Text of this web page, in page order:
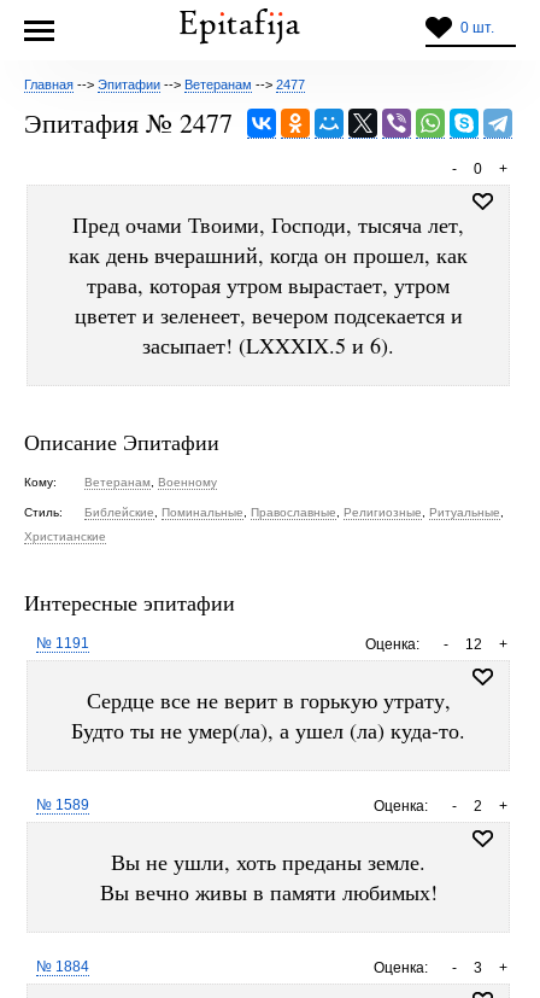
0 шт.
Главная --> Эпитафии --> Ветеранам --> 2477
Эпитафия № 2477
+
0
-
Пред очами Твоими, Господи, тысяча лет,
как день вчерашний, когда он прошел, как
трава, которая утром вырастает, утром
цветет и зеленеет, вечером подсекается и
засыпает! (LXXXIX.5 и 6).
Описание Эпитафии
Кому: Ветеранам Военному
Стиль: Библейские Поминальные Православные Религиозные Ритуальные
Христианские
Интересные эпитафии
Оценка: +
12
-
№ 1191
Сердце все не верит в горькую утрату,
Будто ты не умер(ла), а ушел (ла) куда-то.
Оценка: +
2
-
№ 1589
Вы не ушли, хоть преданы земле.
Вы вечно живы в памяти любимых!
Оценка: +
3
-
№ 1884